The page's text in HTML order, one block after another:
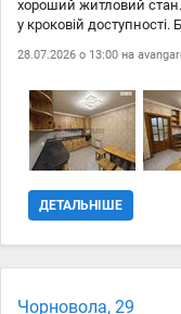
хороший житловий
у кроковій доступності.
28.07.2026 о 13:00 на
ДЕТАЛЬНІШЕ
Чорновола, 29